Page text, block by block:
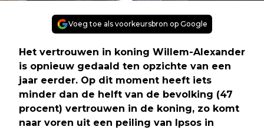
Voeg toe als voorkeursbron op Google
Het vertrouwen in koning Willem-Alexander
is opnieuw gedaald ten opzichte van een
jaar eerder. Op dit moment heeft iets
minder dan de helft van de bevolking (47
procent) vertrouwen in de koning, zo komt
naar voren uit een peiling van Ipsos in